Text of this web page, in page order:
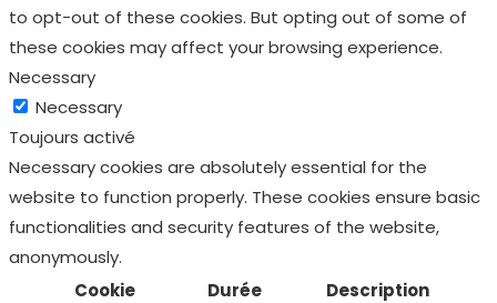
to opt-out of these cookies. But opting out of some of
these cookies may affect your browsing experience.
Necessary
Necessary
Toujours activé
Necessary cookies are absolutely essential for the
website to function properly. These cookies ensure basic
functionalities and security features of the website,
anonymously.
Cookie
Durée Description